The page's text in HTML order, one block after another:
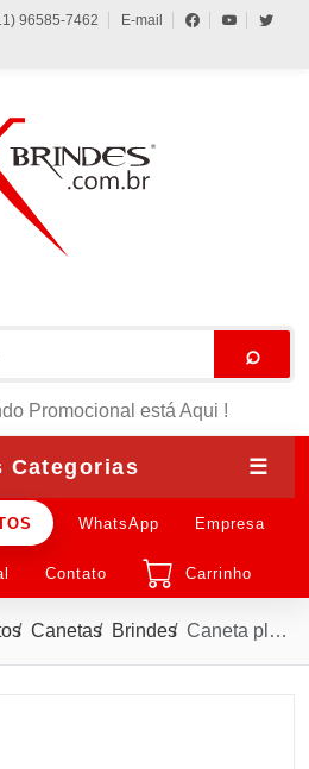
96585-7462 E-mail
⌕
Promocional está Aqui !
Categorias ☰
WhatsApp Empresa
Contato Carrinho
Canetas Brindes Caneta plástica com clip metálico vazado, carga esferográfica azul X00204